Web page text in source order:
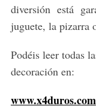
diversión está
juguete, la pizarra
Podéis leer todas
decoración en:
www.x4duros.com